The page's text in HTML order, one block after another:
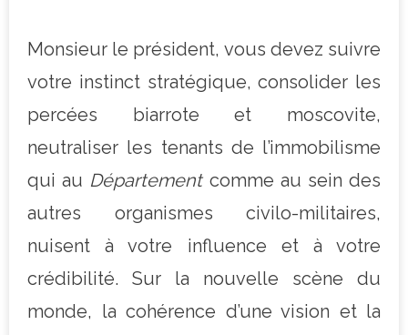
Monsieur le président, vous devez suivre
votre instinct stratégique, consolider les
percées biarrote et moscovite,
neutraliser les tenants de l’immobilisme
qui au Départementcomme au sein des
autres organismes civilo-militaires,
nuisent à votre influence et à votre
crédibilité. Sur la nouvelle scène du
monde, la cohérence d’une vision et la